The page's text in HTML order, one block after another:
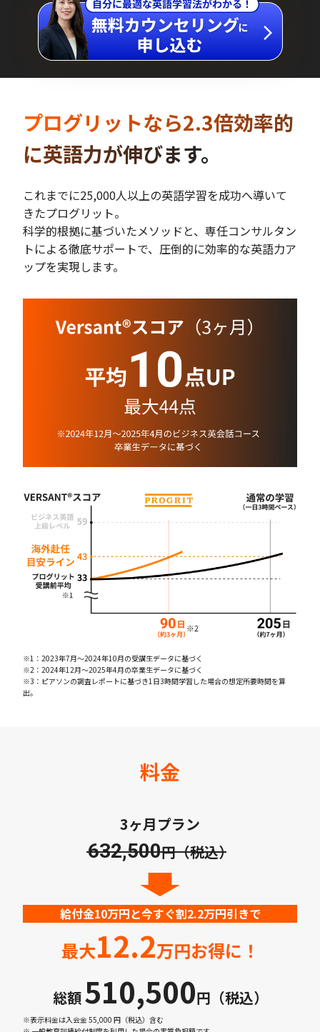
プログリットなら2.3倍効率的
に英語力が伸びます。
これまでに25,000人以上の英語学習を成功へ導いて
きたプログリット。
科学的根拠に基づいたメソッドと、専任コンサルタン
トによる徹底サポートで、圧倒的に効率的な英語力ア
ップを実現します。
※1：2023年7月〜2024年10月の受講生データに基づく
※2：2024年12月〜2025年4月の卒業生データに基づく
※3：ピアソンの調査レポートに基づき1日3時間学習した場合の想定所要時間を算
出。
料金
3ヶ月プラン
632,500円（税込）
給付金10万円と今すぐ割2.2万円引きで
最大12.2万円お得に！
総額510,500円（税込）
※表示料金は入会金 55,000 円（税込）含む